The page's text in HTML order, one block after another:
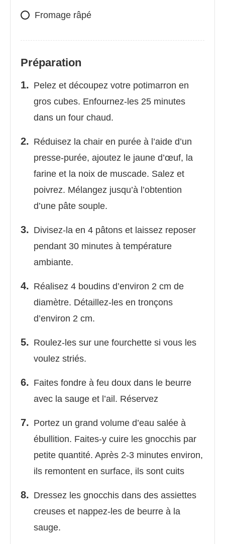
Fromage râpé
Préparation
Pelez et découpez votre potimarron en
gros cubes. Enfournez-les 25 minutes
dans un four chaud.
Réduisez la chair en purée à l’aide d’un
presse-purée, ajoutez le jaune d’œuf, la
farine et la noix de muscade. Salez et
poivrez. Mélangez jusqu’à l’obtention
d’une pâte souple.
Divisez-la en 4 pâtons et laissez reposer
pendant 30 minutes à température
ambiante.
Réalisez 4 boudins d’environ 2 cm de
diamètre. Détaillez-les en tronçons
d’environ 2 cm.
Roulez-les sur une fourchette si vous les
voulez striés.
Faites fondre à feu doux dans le beurre
avec la sauge et l’ail. Réservez
Portez un grand volume d’eau salée à
ébullition. Faites-y cuire les gnocchis par
petite quantité. Après 2-3 minutes environ,
ils remontent en surface, ils sont cuits
Dressez les gnocchis dans des assiettes
creuses et nappez-les de beurre à la
sauge.